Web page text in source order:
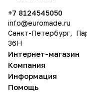
+7 8124545050
info@euromade.ru
Санкт-Петербург,
36Н
Интернет-магазин
Компания
Информация
Помощь